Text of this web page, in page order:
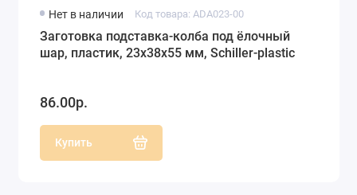
Нет в наличии Код товара: ADA023-00
Заготовка подставка-колба под ёлочный
шар, пластик, 23х38х55 мм, Schiller-plastic
86.00р.
Купить